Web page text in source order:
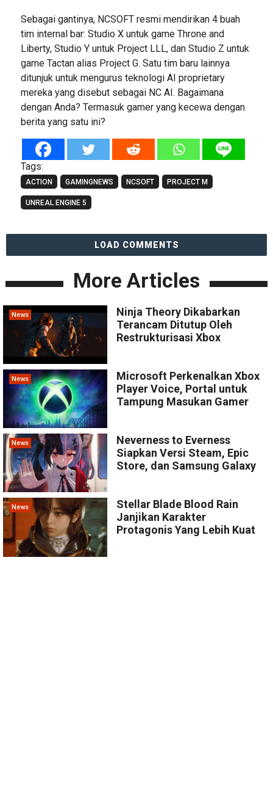
Sebagai gantinya, NCSOFT resmi mendirikan 4 buah
tim internal bar: Studio X untuk game Throne and
Liberty, Studio Y untuk Project LLL, dan Studio Z untuk
game Tactan alias Project G. Satu tim baru lainnya
ditunjuk untuk mengurus teknologi AI proprietary
mereka yang disebut sebagai NC AI. Bagaimana
dengan Anda? Termasuk gamer yang kecewa dengan
berita yang satu ini?
Tags:
ACTION GAMINGNEWS NCSOFT PROJECT M
UNREAL ENGINE 5
LOAD COMMENTS
More Articles
News
Ninja Theory Dikabarkan
Terancam Ditutup Oleh
Restrukturisasi Xbox
News
Microsoft Perkenalkan Xbox
Player Voice, Portal untuk
Tampung Masukan Gamer
News
Neverness to Everness
Siapkan Versi Steam, Epic
Store, dan Samsung Galaxy
News
Stellar Blade Blood Rain
Janjikan Karakter
Protagonis Yang Lebih Kuat